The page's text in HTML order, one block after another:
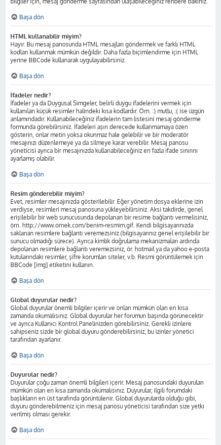
Başa dön
HTML kullanabilir miyim?
Hayır. Bu mesaj panosunda HTML mesajları göndermek ve farklı HTML
kodları kullanmak mümkün değildir. Daha fazla biçimlendirme için HTML
yerine BBCode kullanarak uygulayabilirsiniz.
Başa dön
İfadeler nedir?
İfadeler ya da Duygusal Simgeler, belirli duygu ifadelerini vermek için
kullanılan küçük resimler halindeki kısa kodlardır. Örn. :) mutlu, :( ise üzgün
anlamındadır. Kullanabileceğiniz ifadelerin tam listesini mesaj gönderme
formunda görebilirsiniz. İfadeleri aşırı derecede kullanmamaya özen
gösterin, onlar metin yoksa okunmaz hale gelebilir ve bir moderatör
mesajınızı düzenlemeye ya da silmeye karar verebilir. Mesaj panosu
yöneticisi ayrıca bir mesajınızda kullanabileceğiniz en fazla ifade sınırını
ayarlamış olabilir.
Başa dön
Resim gönderebilir miyim?
Evet, resimler mesajınızda gösterilebilir. Eğer yönetim dosya eklerine izin
verdiyse, resimleri mesaj panosuna yükleyebilirsiniz. Aksi takdirde, genel
erişilebilir bir web sunucusunda depolanan bir resime bağlantı vermelisiniz,
örn. http://www.ornek.com/benim-resmim.gif. Kendi bilgisayarınızda
saklanan resimlere bağlantı veremezsiniz (bilgisayarınız genel erişilebilir bir
sunucu olmadığı sürece). Ayrıca kimlik doğrulama mekanizmaları ardında
depolanan resimlere bağlantı veremezsiniz, ör. hotmail ya da yahoo e-posta
kutularındaki resimler, şifre korumları siteler, v.b. Resmi görüntülemek için
BBCode [img] etiketini kullanın.
Başa dön
Global duyurular nedir?
Global duyurular önemli bilgiler içerir ve onları mümkün olan en kısa
zamanda okumalısınız. Global duyurular her forumun başında görünecektir
ve ayrıca Kullanıcı Kontrol Panelinizden görebilirsiniz. Gerekli izinlere
sahipseniz sizde bir global duyuru gönderebilirsiniz, bu izinler yönetici
tarafından ayarlanır.
Başa dön
Duyurular nedir?
Duyurular çoğu zaman önemli bilgileri içerir. Mesaj panosundaki duyuruları
mümkün olan en kısa zamanda okumalısınız. Duyurular, ilgili forumdaki
başlıkların en üst tarafında görüntülenir. Global duyurularda olduğu gibi,
duyuru gönderebilmeniz için mesaj panosu yöneticisi tarafından size yetki
verilmiş olması gerekir.
Başa dön